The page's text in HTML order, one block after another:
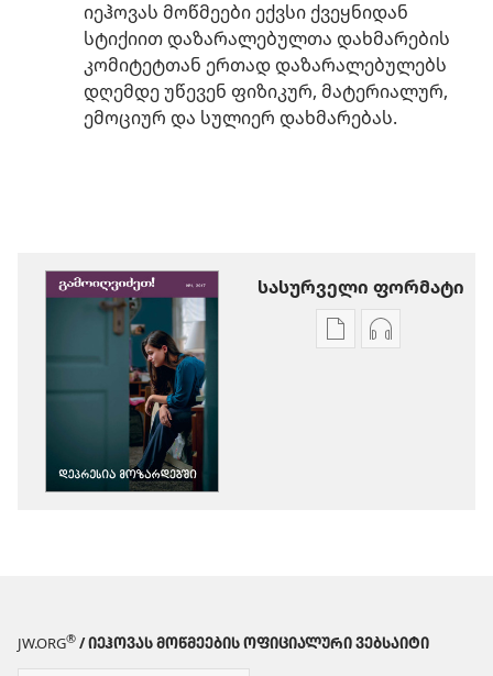
იეჰოვას მოწმეები ექვსი ქვეყნიდან
სტიქიით დაზარალებულთა დახმარების
კომიტეტთან ერთად დაზარალებულებს
დღემდე უწევენ ფიზიკურ, მატერიალურ,
ემოციურ და სულიერ დახმარებას.
სასურველი ფორმატი
პუბლიკაციების
JW.ORG® / ᲘᲔᲰᲝᲕᲐᲡ ᲛᲝᲬᲛᲔᲔᲑᲘᲡ ᲝᲤᲘᲪᲘᲐᲚᲣᲠᲘ ᲕᲔᲑᲡᲐᲘᲢᲘ